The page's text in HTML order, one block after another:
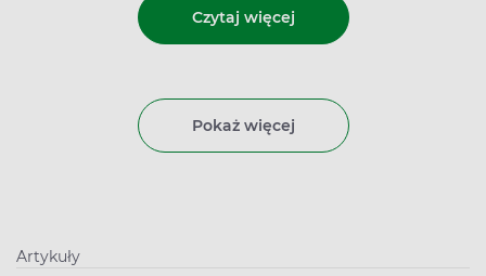
Czytaj więcej
Pokaż więcej
Artykuły